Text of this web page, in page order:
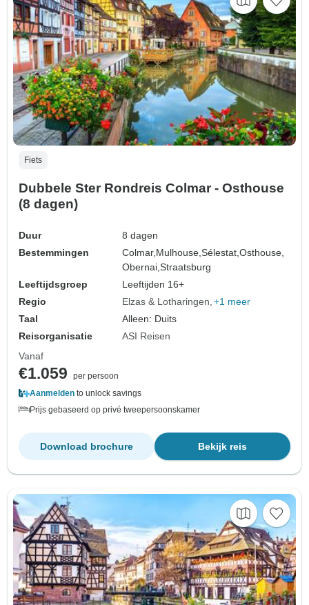
Fiets
Dubbele Ster Rondreis Colmar - Osthouse
(8 dagen)
Duur
8 dagen
Bestemmingen
Colmar, Mulhouse,Sélestat,Osthouse,
Obernai,Straatsburg
Leeftijdsgroep
Leeftijden 16+
Regio
Elzas & Lotharingen +1 meer
Taal
Alleen: Duits
Reisorganisatie
ASI Reisen
Vanaf
€1.059
per persoon
Aanmelden to unlock savings
Prijs gebaseerd op privé tweepersoonskamer
Bekijk reis
Download brochure